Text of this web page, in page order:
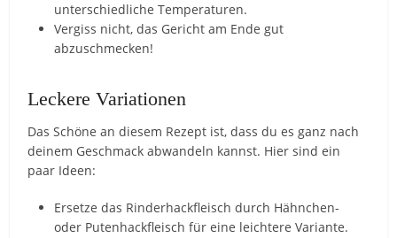
unterschiedliche Temperaturen.
Vergiss nicht, das Gericht am Ende gut
abzuschmecken!
Leckere Variationen
Das Schöne an diesem Rezept ist, dass du es ganz nach
deinem Geschmack abwandeln kannst. Hier sind ein
paar Ideen:
Ersetze das Rinderhackfleisch durch Hähnchen-
oder Putenhackfleisch für eine leichtere Variante.